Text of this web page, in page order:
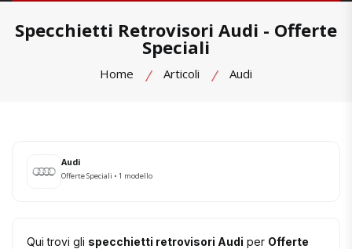
Specchietti Retrovisori Audi - Offerte
Speciali
Home Articoli Audi
Audi
Offerte Speciali • 1 modello
Qui trovi gli specchietti retrovisori Audi per Offerte